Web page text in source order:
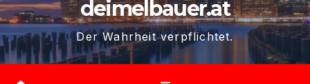
deimelbauer.at
Der Wahrheit verpflichtet.